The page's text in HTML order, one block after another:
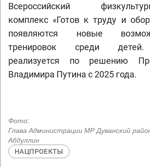
Всероссийский
комплекс «Готов к труду и
появляются новые
тренировок среди
реализуется по решению
Владимира Путина с 2025 года.
Фото:
Глава Администрации МР Дуванский
Абдуллин
НАЦПРОЕКТЫ